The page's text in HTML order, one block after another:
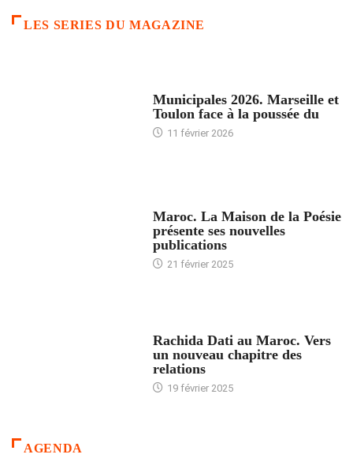
LES SERIES DU MAGAZINE
Municipales 2026. Marseille et
Toulon face à la poussée du
11 février 2026
Maroc. La Maison de la Poésie
présente ses nouvelles
publications
21 février 2025
Rachida Dati au Maroc. Vers
un nouveau chapitre des
relations
19 février 2025
AGENDA